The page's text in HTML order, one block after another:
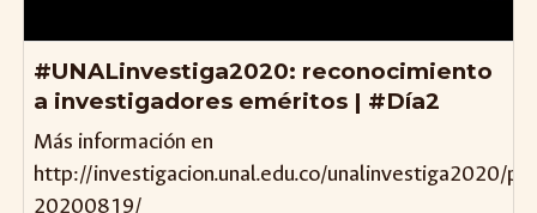
#UNALinvestiga2020: reconocimiento
a investigadores eméritos | #Día2
Más información en
http://investigacion.unal.edu.co/unalinvestiga2020/
20200819/